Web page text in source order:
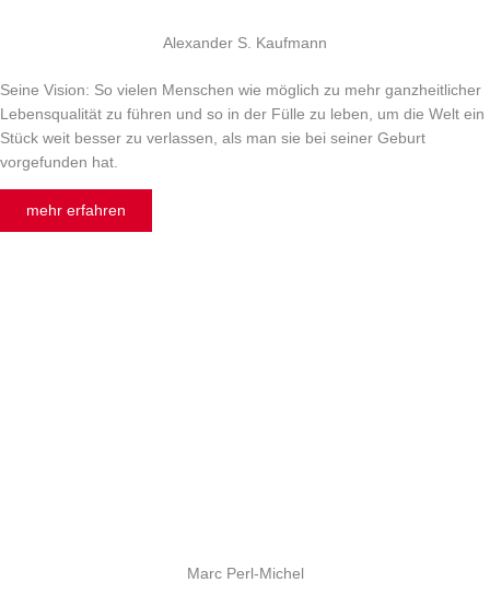
Alexander S. Kaufmann
Seine Vision: So vielen Menschen wie möglich zu mehr ganzheitlicher
Lebensqualität zu führen und so in der Fülle zu leben, um die Welt ein
Stück weit besser zu verlassen, als man sie bei seiner Geburt
vorgefunden hat.
mehr erfahren
Marc Perl-Michel